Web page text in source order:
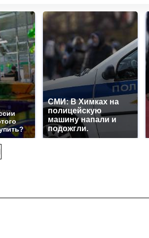
СМИ: В Химках на
полицейскую
машину напали и
подожгли.